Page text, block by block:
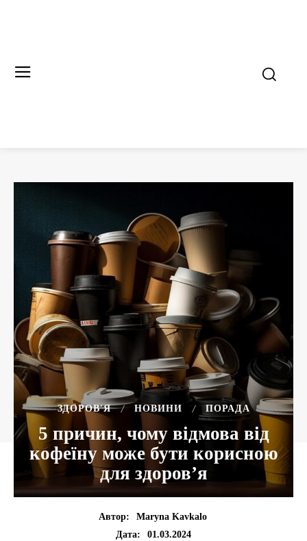
ЗДОРОВ'Я НОВИНИ ПОРАДА
5 причин, чому відмова від
кофеїну може бути корисною
для здоров’я
Автор:
Maryna Kavkalo
Дата:
01.03.2024